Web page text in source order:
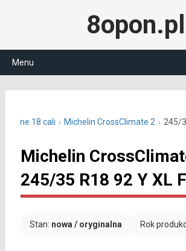
8opon.pl
Menu
18 cali Michelin CrossClimate 2 245/
Michelin
245/35 R18 92 Y XL
Stan: nowa / oryginalna Rok